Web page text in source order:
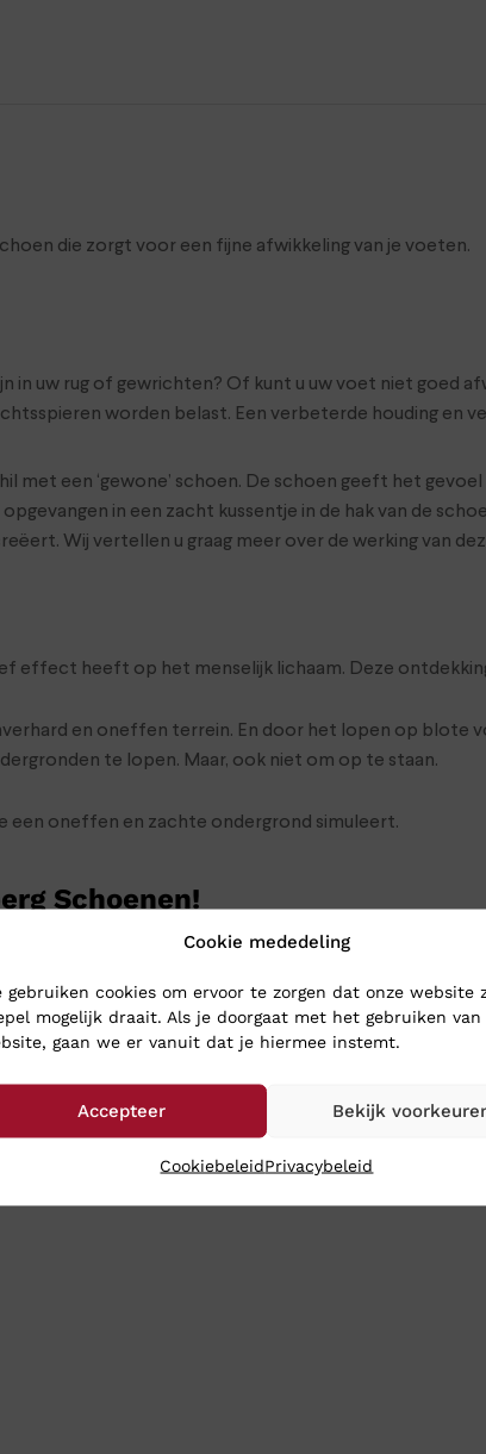
Cookie mededeling
gebruiken cookies om ervoor te zorgen dat onze website
mogelijk draait. Als je doorgaat met het gebruiken van
gaan we er vanuit dat je hiermee instemt.
Accepteer Bekijk
CookiebeleidPrivacybeleid
die zorgt voor een fijne afwikkeling van je voeten.
uw rug of gewrichten? Of kunt u uw voet niet goed
worden belast. Een verbeterde houding en
met een ‘gewone’ schoen. De schoen geeft het
in een zacht kussentje in de hak van de
Wij vertellen u graag meer over de werking van
effect heeft op het menselijk lichaam. Deze
en oneffen terrein. En door het lopen op blote
te lopen. Maar, ook niet om op te staan.
een oneffen en zachte ondergrond simuleert.
Schoenen!
schoenen zijn een goede oplossing voor
is een MBT verkooppunt. Wij verkopen zowel